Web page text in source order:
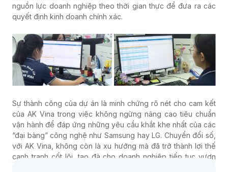
nguồn lực doanh nghiệp theo thời gian thực để đưa ra các
quyết định kinh doanh chính xác.
Sự thành công của dự án là minh chứng rõ nét cho cam kết
của AK Vina trong việc không ngừng nâng cao tiêu chuẩn
vận hành để đáp ứng những yêu cầu khắt khe nhất của các
“đại bàng” công nghệ như Samsung hay LG. Chuyển đổi số,
với AK Vina, không còn là xu hướng mà đã trở thành lợi thế
cạnh tranh cốt lõi, tạo đà cho doanh nghiệp tiếp tục vươn